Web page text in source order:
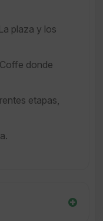
plaza y los
donde
etapas,